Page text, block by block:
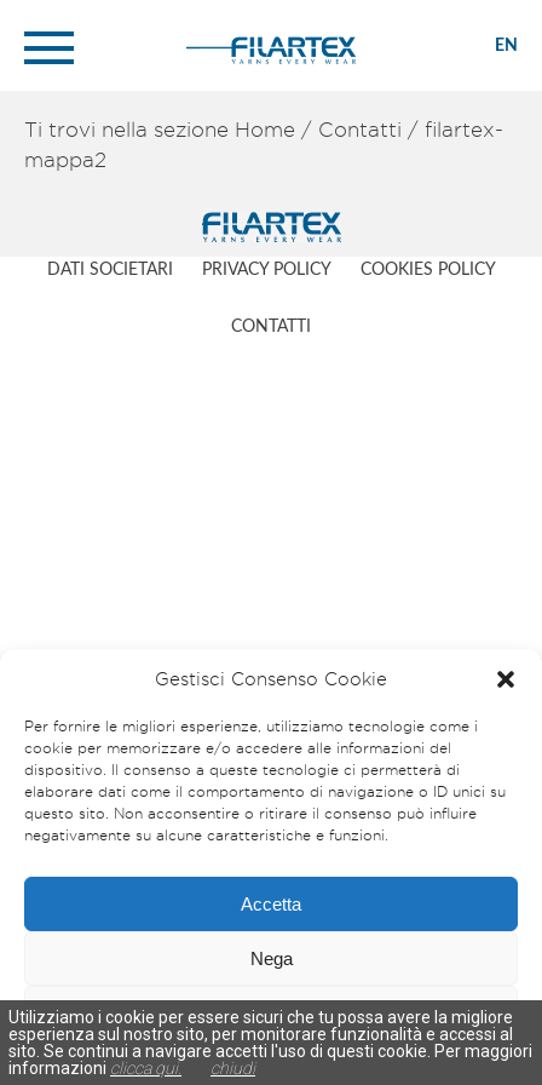
Gestisci Consenso Cookie
Per fornire le migliori esperienze, utilizziamo tecnologie come i
cookie per memorizzare e/o accedere alle informazioni del
dispositivo. Il consenso a queste tecnologie ci permetterà di
elaborare dati come il comportamento di navigazione o ID unici su
questo sito. Non acconsentire o ritirare il consenso può influire
negativamente su alcune caratteristiche e funzioni.
Accetta
Nega
Visualizza le preferenze
Cookies Policy Privacy Policy
EN
Ti trovi nella sezione Home / Contatti / filartex-
mappa2
DATI SOCIETARI PRIVACY POLICY COOKIES POLICY
CONTATTI
Utilizziamo i cookie per essere sicuri che tu possa avere la migliore
esperienza sul nostro sito, per monitorare funzionalità e accessi al
sito. Se continui a navigare accetti l'uso di questi cookie. Per maggiori
informazioni clicca qui. chiudi